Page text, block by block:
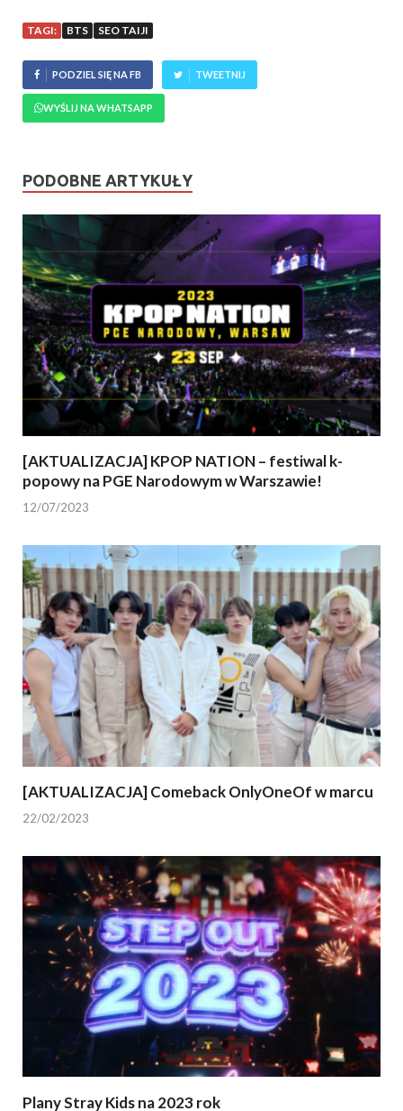
TAGI: BTS SEO TAIJI
PODZIEL SIĘ NA FB TWEETNIJ
WYŚLIJ NA WHATSAPP
PODOBNE ARTYKUŁY
[AKTUALIZACJA] KPOP NATION – festiwal k-
popowy na PGE Narodowym w Warszawie!
12/07/2023
[AKTUALIZACJA] Comeback OnlyOneOf w marcu
22/02/2023
Plany Stray Kids na 2023 rok